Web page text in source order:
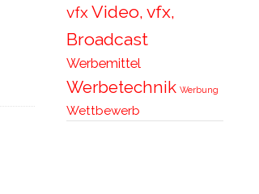
vfxVideo, vfx,
Broadcast
Werbemittel
Werbetechnik Werbung
Wettbewerb